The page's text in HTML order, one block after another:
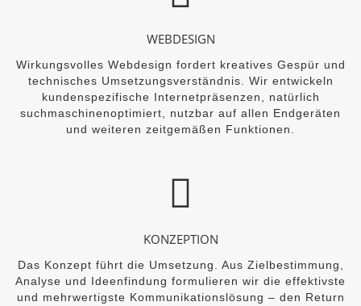
WEBDESIGN
Wirkungsvolles Webdesign fordert kreatives Gespür und
technisches Umsetzungsverständnis. Wir entwickeln
kundenspezifische Internetpräsenzen, natürlich
suchmaschinenoptimiert, nutzbar auf allen Endgeräten
und weiteren zeitgemäßen Funktionen.
KONZEPTION
Das Konzept führt die Umsetzung. Aus Zielbestimmung,
Analyse und Ideenfindung formulieren wir die effektivste
und mehrwertigste Kommunikationslösung – den Return